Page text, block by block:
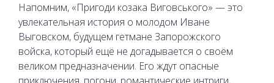
Напомним, «Пригоди козака Виговського» — это
увлекательная история о молодом Иване
Выговском, будущем гетмане Запорожского
войска, который ещё не догадывается о своём
великом предназначении. Его ждут опасные